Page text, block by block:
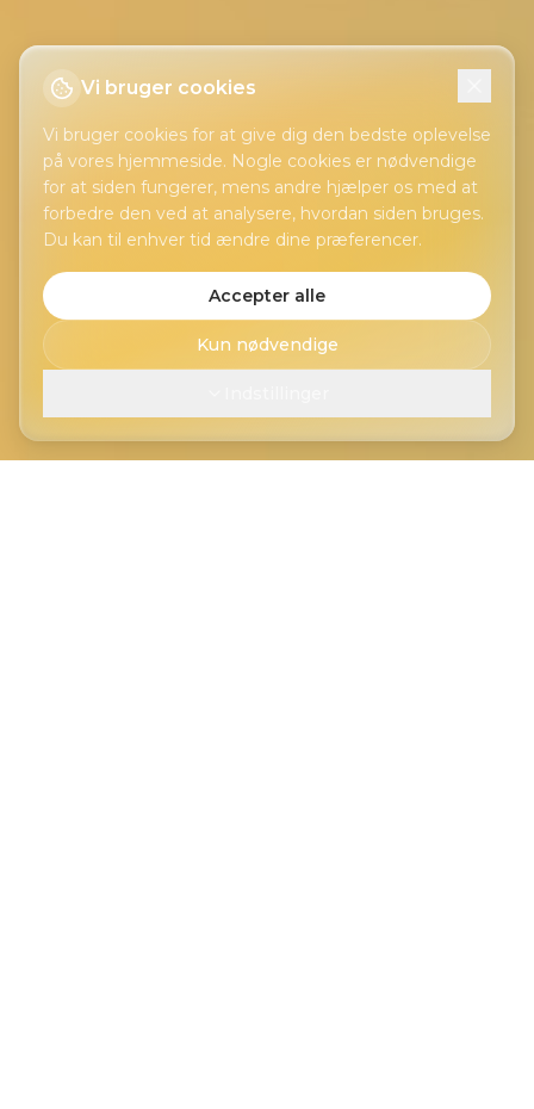
Vi bruger cookies
Vi bruger cookies for at give dig den bedste oplevelse
på vores hjemmeside. Nogle cookies er nødvendige
for at siden fungerer, mens andre hjælper os med at
forbedre den ved at analysere, hvordan siden bruges.
Du kan til enhver tid ændre dine præferencer.
Accepter alle
Kun nødvendige